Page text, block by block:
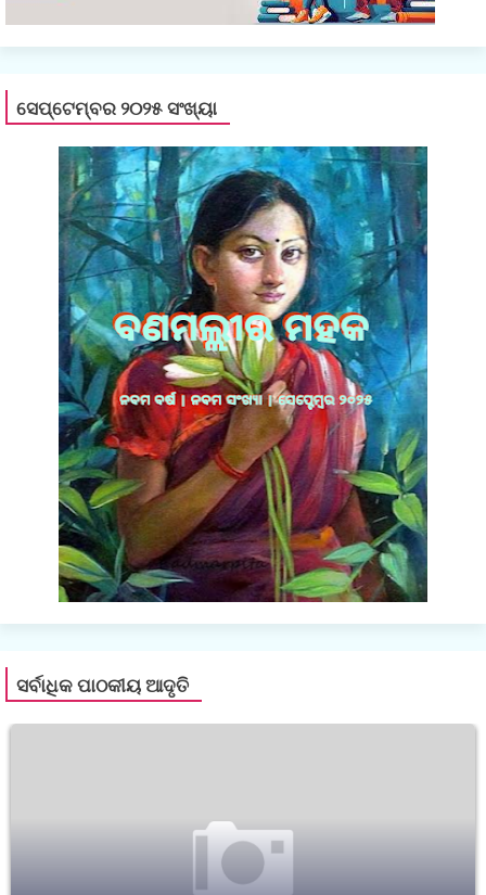
ସେପ୍ଟେମ୍ବର ୨୦୨୫ ସଂଖ୍ୟା
ସର୍ବାଧିକ ପାଠକୀୟ ଆଦୃତି